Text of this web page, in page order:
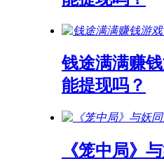
钱途满满赚
能提现吗？
《笼中局》